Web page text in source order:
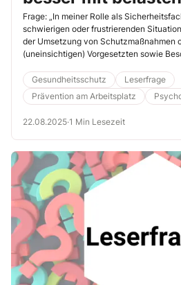
Situationen um?“
Frage: „In meiner Rolle als
schwierigen oder frustrierenden
der Umsetzung von Schutzmaßnahmen
(uneinsichtigen) Vorgesetzten sowie
Gesundheitsschutz
Leserfrage
Prävention am Arbeitsplatz
22.08.2025·1 Min Lesezeit